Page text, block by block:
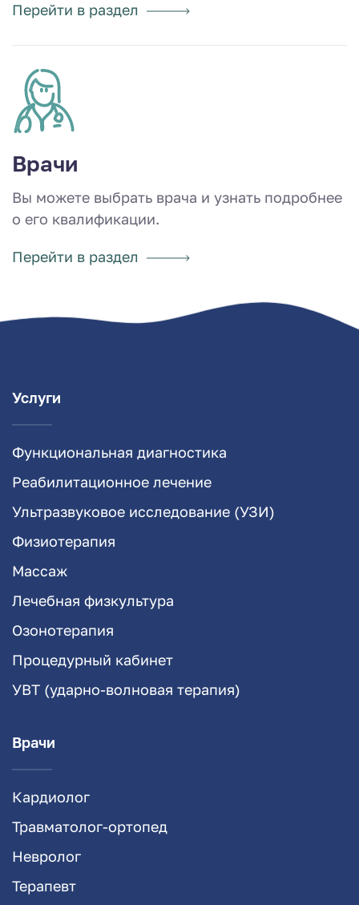
Перейти в раздел
Врачи
Вы можете выбрать врача и узнать подробнее
о его квалификации.
Перейти в раздел
Услуги
Функциональная диагностика
Реабилитационное лечение
Ультразвуковое исследование (УЗИ)
Физиотерапия
Массаж
Лечебная физкультура
Озонотерапия
Процедурный кабинет
УВТ (ударно-волновая терапия)
Врачи
Кардиолог
Травматолог-ортопед
Невролог
Терапевт